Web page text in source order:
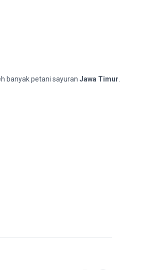
banyak petani sayuran Jawa Timur